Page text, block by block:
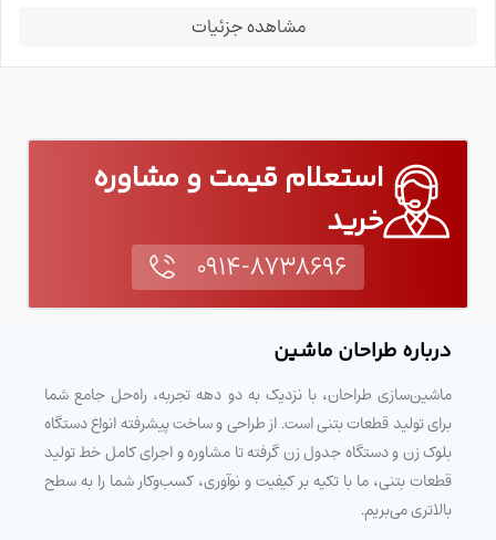
مشاهده جزئیات
استعلام قیمت و مشاوره
خرید
۰۹۱۴-۸۷۳۸۶۹۶
درباره طراحان ماشین
ماشین‌سازی طراحان، با نزدیک به دو دهه تجربه، راه‌حل جامع شما
برای تولید قطعات بتنی است. از طراحی و ساخت پیشرفته انواع دستگاه
بلوک زن و دستگاه جدول زن گرفته تا مشاوره و اجرای کامل خط تولید
قطعات بتنی، ما با تکیه بر کیفیت و نوآوری، کسب‌وکار شما را به سطح
بالاتری می‌بریم.